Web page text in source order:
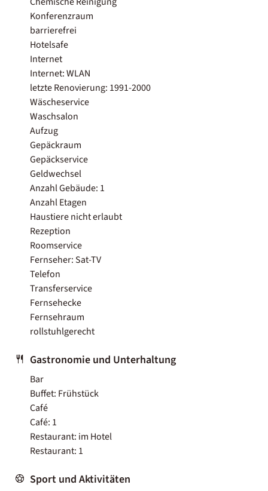
Konferenzraum
barrierefrei
Hotelsafe
Internet
Internet: WLAN
letzte Renovierung: 1991-2000
Wäscheservice
Waschsalon
Aufzug
Gepäckraum
Gepäckservice
Geldwechsel
Anzahl Gebäude: 1
Anzahl Etagen
Haustiere nicht erlaubt
Rezeption
Roomservice
Fernseher: Sat-TV
Telefon
Transferservice
Fernsehecke
Fernsehraum
rollstuhlgerecht
Gastronomie und Unterhaltung
Bar
Buffet: Frühstück
Café
Café: 1
Restaurant: im Hotel
Restaurant: 1
Sport und Aktivitäten